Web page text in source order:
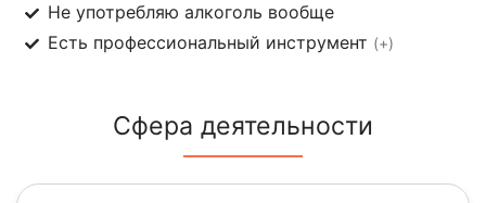
Не употребляю алкоголь вообще
Есть профессиональный инструмент (+)
Сфера деятельности